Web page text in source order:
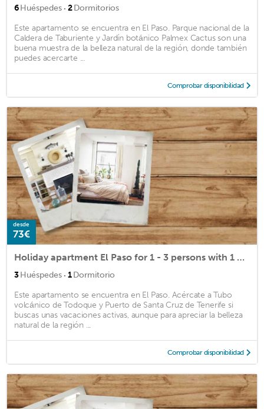
6Huéspedes · 2Dormitorios
Este apartamento se encuentra en El Paso. Parque nacional de la
Caldera de Taburiente y Jardín botánico Palmex Cactus son una
buena muestra de la belleza natural de la región, donde también
puedes acercarte ...
Comprobar disponibilidad
desde
73€
Holiday apartment El Paso for 1 - 3 persons with 1 bedroom - Twin house
3Huéspedes · 1Dormitorio
Este apartamento se encuentra en El Paso. Acércate a Tubo
volcánico de Todoque y Puerto de Santa Cruz de Tenerife si
buscas unas vacaciones activas, aunque para apreciar la belleza
natural de la región ...
Comprobar disponibilidad